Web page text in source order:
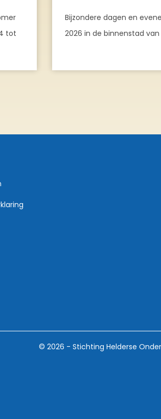
tot
Bijzondere dagen en
2026 in de binnenstad van
© 2026 - Stichting Helderse